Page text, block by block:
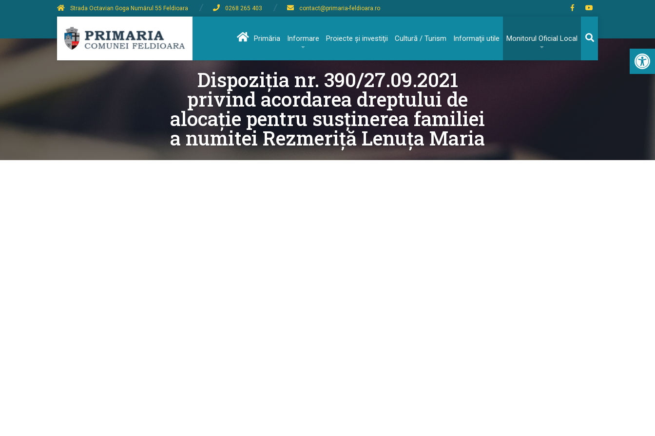
Strada Octavian Goga Numărul 55 Feldioara 0268 265 403 contact@primaria-feldioara.ro
Primăria Informare Proiecte şi investiţii Cultură / Turism Informaţii utile Monitorul Oficial Local
Dispoziția nr. 390/27.09.2021
privind acordarea dreptului de
alocație pentru susținerea familiei
a numitei Rezmeriță Lenuța Maria